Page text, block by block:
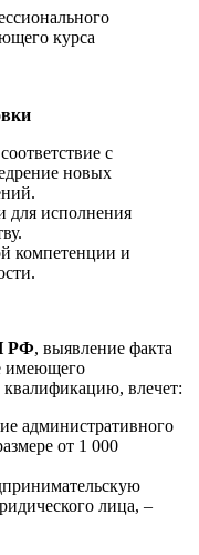
курса
с
новых
для исполнения
компетенции и
РФ, выявление факта
имеющего
квалификацию, влечет:
административного
от 1 000
лица, –